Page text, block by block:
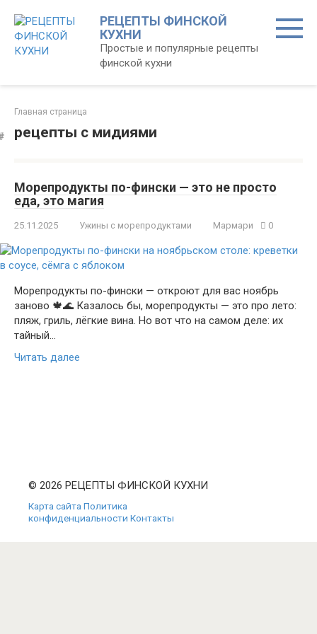
контенту
РЕЦЕПТЫ ФИНСКОЙ
КУХНИ
Простые и популярные рецепты
финской кухни
Главная страница
рецепты с мидиями
Морепродукты по-фински — это не просто
еда, это магия
25.11.2025 Ужины с морепродуктами Мармари 0
Морепродукты по-фински — откроют для вас ноябрь
заново 🍁🌊 Казалось бы, морепродукты — это про лето:
пляж, гриль, лёгкие вина. Но вот что на самом деле: их
тайный…
Читать далее
© 2026 РЕЦЕПТЫ ФИНСКОЙ КУХНИ
Карта сайта Политика
конфиденциальности Контакты